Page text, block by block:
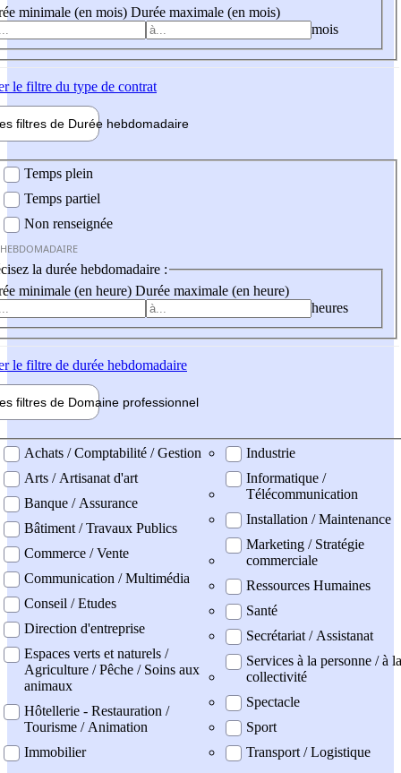
minimale (en mois) Durée maximale (en mois)
mois
le filtre du type de contrat
filtres de Durée hebdomadaire
Temps plein
Temps partiel
Non renseignée
la durée hebdomadaire :
minimale (en heure) Durée maximale (en heure)
heures
le filtre de durée hebdomadaire
filtres de Domaine professionnel
professionel
Achats / Comptabilité / Gestion
Arts / Artisanat d'art
Banque / Assurance
Bâtiment / Travaux Publics
Commerce / Vente
Communication / Multimédia
Conseil / Etudes
Direction d'entreprise
Espaces verts et naturels /
Agriculture / Pêche / Soins aux
animaux
Hôtellerie - Restauration /
Tourisme / Animation
Immobilier
Industrie
Informatique /
Télécommunication
Installation / Maintenance
Marketing / Stratégie
commerciale
Ressources Humaines
Santé
Secrétariat / Assistanat
Services à la personne / à la
collectivité
Spectacle
Sport
Transport / Logistique